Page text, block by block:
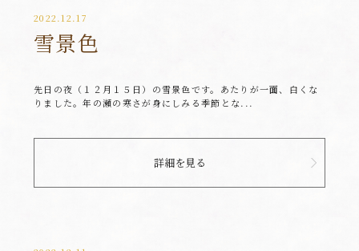
2022.12.17
雪景色
先日の夜（１２月１５日）の雪景色です。あたりが一面、白くな
りました。年の瀬の寒さが身にしみる季節とな...
詳細を見る